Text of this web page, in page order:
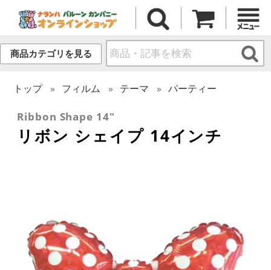
商品カテゴリを見る
トップ フィルム テーマ パーティー
Ribbon Shape 14"
リボン シェイプ 14インチ